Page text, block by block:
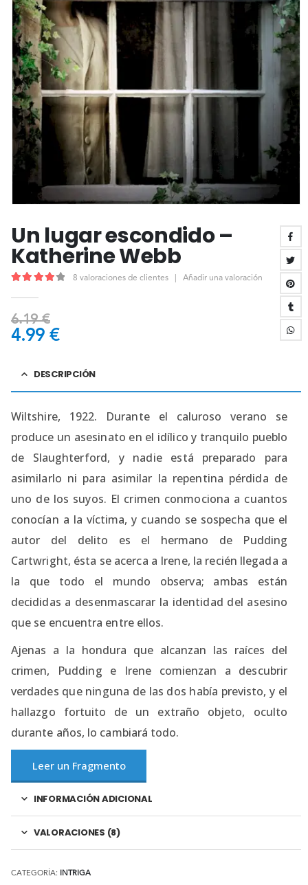
Un lugar escondido –
Katherine Webb
8 valoraciones de clientes Añadir una valoración
6.19€
4.99 €
DESCRIPCIÓN
Wiltshire, 1922. Durante el caluroso verano se
produce un asesinato en el idílico y tranquilo pueblo
de Slaughterford, y nadie está preparado para
asimilarlo ni para asimilar la repentina pérdida de
uno de los suyos. El crimen conmociona a cuantos
conocían a la víctima, y cuando se sospecha que el
autor del delito es el hermano de Pudding
Cartwright, ésta se acerca a Irene, la recién llegada a
la que todo el mundo observa; ambas están
decididas a desenmascarar la identidad del asesino
que se encuentra entre ellos.
Ajenas a la hondura que alcanzan las raíces del
crimen, Pudding e Irene comienzan a descubrir
verdades que ninguna de las dos había previsto, y el
hallazgo fortuito de un extraño objeto, oculto
durante años, lo cambiará todo.
Leer un Fragmento
INFORMACIÓN ADICIONAL
VALORACIONES (8)
CATEGORÍA: INTRIGA